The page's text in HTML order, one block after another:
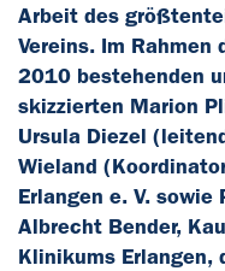
Arbeit des
Vereins. Im
2010 bestehenden
skizzierten Marion
Ursula Diezel
Wieland
Erlangen e. V. sowie
Albrecht Bender,
Klinikums Erlangen,